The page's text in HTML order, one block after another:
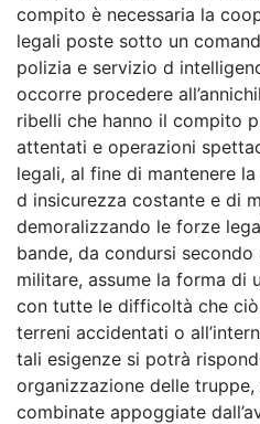
compito è necessaria la
legali poste sotto un
polizia e servizio d
occorre procedere
ribelli che hanno il compito
attentati e operazioni
legali, al fine di mantenere
d insicurezza costante e di
demoralizzando le forze
bande, da condursi
militare, assume la forma di
con tutte le difficoltà che
terreni accidentati o
tali esigenze si potrà
organizzazione delle
combinate appoggiate